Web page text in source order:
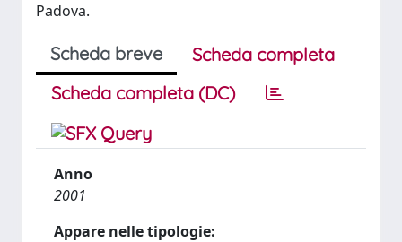
Padova.
Scheda breve
Scheda completa
Scheda completa (DC)
Anno
2001
Appare nelle tipologie: